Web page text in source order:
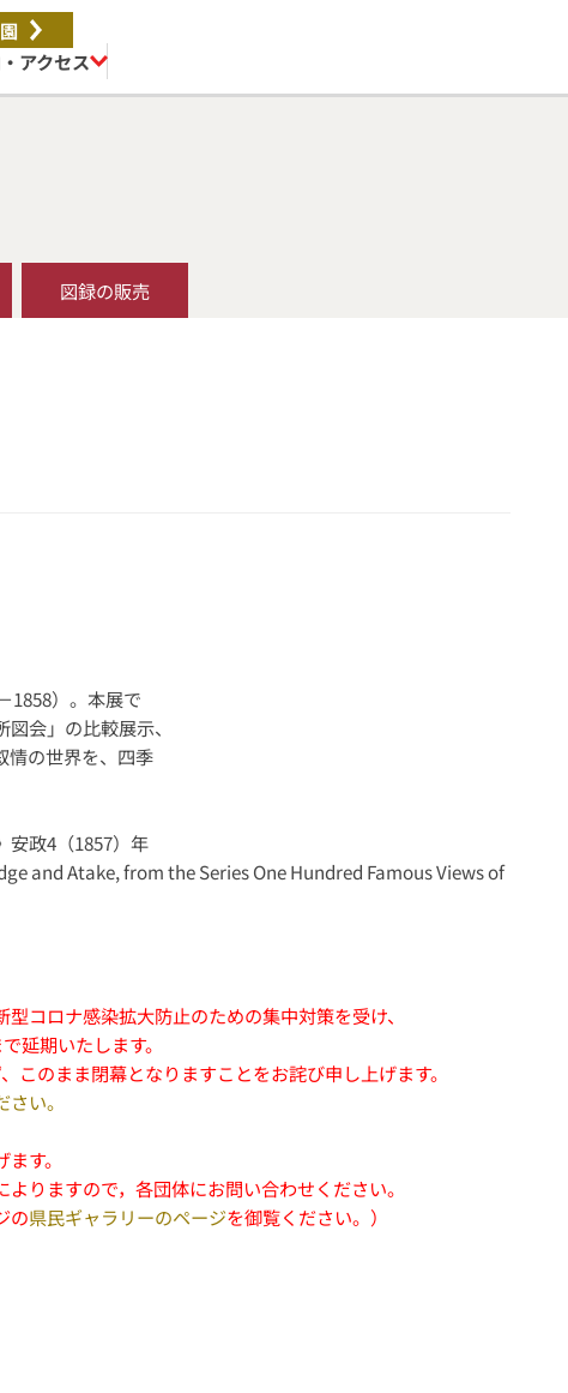
アクセス
図録の販売
1858）。本展で
会」の比較展示、
情の世界を、四季
政4（1857）年
and Atake, from the Series One Hundred Famous Views of
コロナ感染拡大防止のための集中対策を受け、
延期いたします。
のまま閉幕となりますことをお詫び申し上げます。
い。
す。
りますので，各団体にお問い合わせください。
の県民ギャラリーのページを御覧ください。）